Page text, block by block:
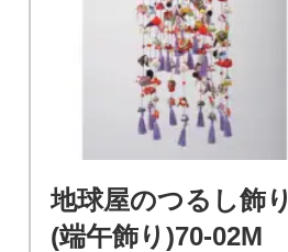
地球屋のつるし飾り
(端午飾り)70-02M